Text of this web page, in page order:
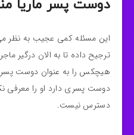
دوست پسر ماریا
این مسئله کمی عجیب به نظر
ترجیح داده تا به الان درگیر
هیچکس را به عنوان دوست پسر
دوست پسری دارد او را معرفی
دسترس نیست.